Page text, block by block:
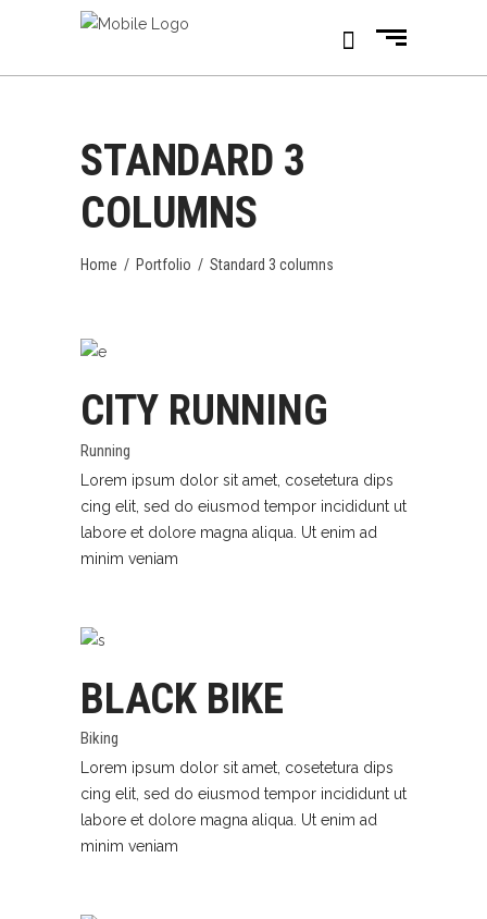
STANDARD 3
COLUMNS
Home / Portfolio / Standard 3 columns
CITY RUNNING
Running
Lorem ipsum dolor sit amet, cosetetura dips
cing elit, sed do eiusmod tempor incididunt ut
labore et dolore magna aliqua. Ut enim ad
minim veniam
BLACK BIKE
Biking
Lorem ipsum dolor sit amet, cosetetura dips
cing elit, sed do eiusmod tempor incididunt ut
labore et dolore magna aliqua. Ut enim ad
minim veniam